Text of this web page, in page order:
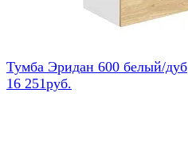
Тумба Эридан 600 белый/дуб
16 251руб.